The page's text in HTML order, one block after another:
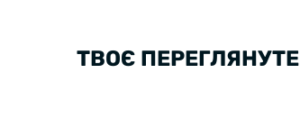
ТВОЄ ПЕРЕГЛЯНУТЕ